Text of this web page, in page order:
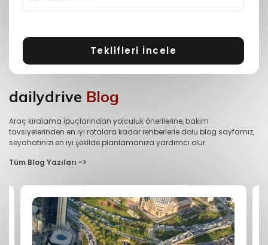
Teklifleri İncele
dailydrive Blog
Araç kiralama ipuçlarından yolculuk önerilerine, bakım
tavsiyelerinden en iyi rotalara kadar rehberlerle dolu blog sayfamız,
seyahatinizi en iyi şekilde planlamanıza yardımcı olur.
Tüm Blog Yazıları ->